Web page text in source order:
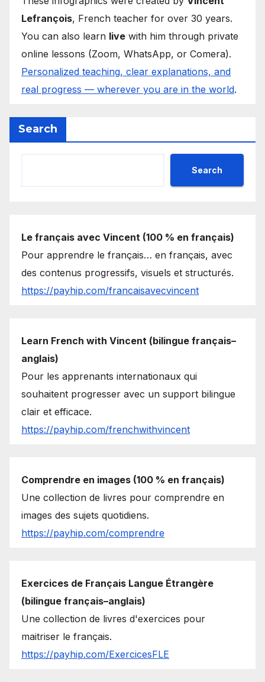
Lefrançois, French teacher for over 30 years.
You can also learn live with him through private
online lessons (Zoom, WhatsApp, or Comera).
Personalized teaching, clear explanations, and
real progress — wherever you are in the world.
Search
Search
Le français avec Vincent (100 % en français)
Pour apprendre le français… en français, avec
des contenus progressifs, visuels et structurés.
https://payhip.com/francaisavecvincent
Learn French with Vincent (bilingue français–
anglais)
Pour les apprenants internationaux qui
souhaitent progresser avec un support bilingue
clair et efficace.
https://payhip.com/frenchwithvincent
Comprendre en images (100 % en français)
Une collection de livres pour comprendre en
images des sujets quotidiens.
https://payhip.com/comprendre
Exercices de Français Langue Étrangère
(bilingue français–anglais)
Une collection de livres d'exercices pour
maitriser le français.
https://payhip.com/ExercicesFLE